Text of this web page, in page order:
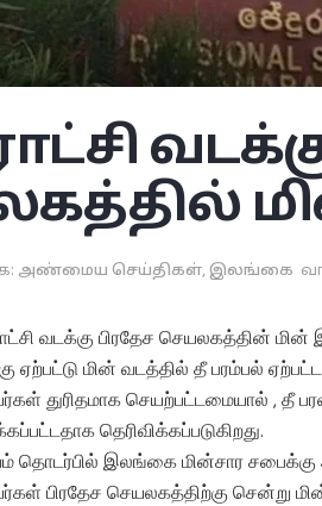
அண்மைய செய்திகள்,இலங்கை
வடக்கு பிரதேச செயலகத்தின்
ஏற்பட்டு மின் வடத்தில் தீ பரம்பல்
துரிதமாக செயற்பட்டமையால் , தீ
தெரிவிக்கப்படுகிறது.
தொடர்பில் இலங்கை மின்சார சபைக்கு
பிரதேச செயலகத்திற்கு சென்று